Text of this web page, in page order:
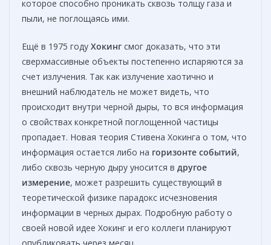
которое способно проникать сквозь толщу газа и
пыли, не поглощаясь ими.
Ещё в 1975 году Хокинг смог доказать, что эти
сверхмассивные объекты постепенно испаряются за
счет излучения. Так как излучение хаотично и
внешний наблюдатель не может видеть, что
происходит внутри черной дыры, то вся информация
о свойствах конкретной поглощенной частицы
пропадает. Новая теория Стивена Хокинга о том, что
информация остается либо на горизонте событий,
либо сквозь черную дыру уносится в другое
измерение, может разрешить существующий в
теоретической физике парадокс исчезновения
информации в черных дырах. Подробную работу о
своей новой идее Хокинг и его коллеги планируют